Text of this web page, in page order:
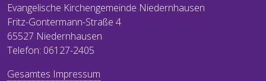
Evangelische Kirchengemeinde Niedernhausen
Fritz-Gontermann-Straße 4
65527 Niedernhausen
Telefon: 06127-2405
Gesamtes Impressum